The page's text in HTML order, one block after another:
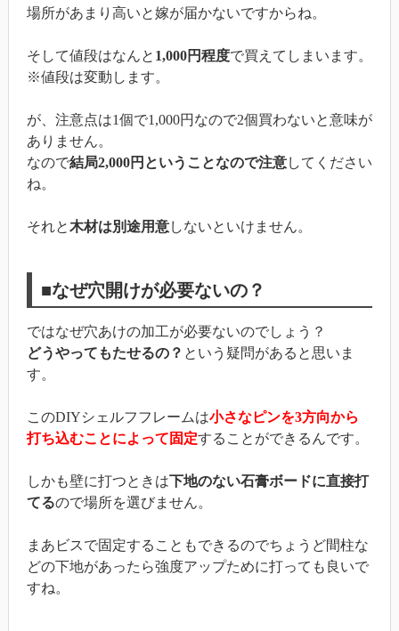
場所があまり高いと嫁が届かないですからね。
そして値段はなんと 1,000円程度で買えてしまいます。
※値段は変動します。
が、注意点は1個で1,000円なので2個買わないと意味が
ありません。
なので結局2,000円ということなので注意してください
ね。
それと木材は別途用意しないといけません。
■なぜ穴開けが必要ないの？
ではなぜ穴あけの加工が必要ないのでしょう？
どうやってもたせるの？ という疑問があると思いま
す。
このDIYシェルフフレームは小さなピンを3方向から
打ち込むことによって固定することができるんです。
しかも壁に打つときは下地のない石膏ボードに直接打
てるので場所を選びません。
まあビスで固定することもできるのでちょうど間柱な
どの下地があったら強度アップために打っても良いで
すね。